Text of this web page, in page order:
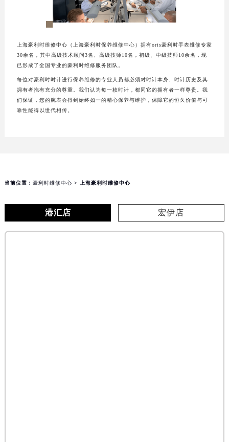
上海豪利时维修中心（上海豪利时保养维修中心）拥有oris豪利时手表维修专家
30余名，其中高级技术顾问3名、高级技师10名，初级、中级技师10余名，现
已形成了全国专业的豪利时维修服务团队。
每位对豪利时时计进行保养维修的专业人员都必须对时计本身、时计历史及其
拥有者抱有充分的尊重。我们认为每一枚时计，都同它的拥有者一样尊贵。我
们保证，您的腕表会得到始终如一的精心保养与维护，保障它的恒久价值与可
靠性能得以世代相传。
当前位置： 豪利时维修中心 > 上海豪利时维修中心
港汇店 宏伊店